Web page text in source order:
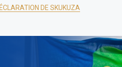
DE SKUKUZA